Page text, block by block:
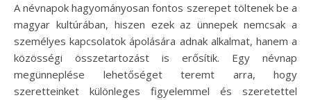
A névnapok hagyományosan fontos szerepet töltenek be a
magyar kultúrában, hiszen ezek az ünnepek nemcsak a
személyes kapcsolatok ápolására adnak alkalmat, hanem a
közösségi összetartozást is erősítik. Egy névnap
megünneplése lehetőséget teremt arra, hogy
szeretteinket különleges figyelemmel és szeretettel